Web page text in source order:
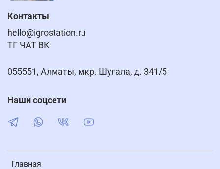
Главная
Контакты
hello@igrostation.ru
ТГ ЧАТ ВК
055551, Алматы, мкр. Шугала, д. 341/5
Наши соцсети